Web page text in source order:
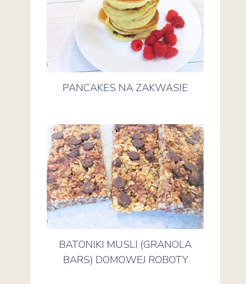
PANCAKES NA ZAKWASIE
BATONIKI MUSLI (GRANOLA
BARS) DOMOWEJ ROBOTY